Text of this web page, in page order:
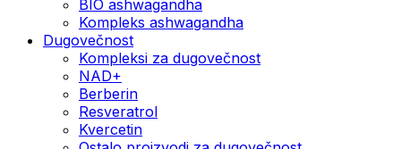
BIO ashwagandha
Kompleks ashwagandha
Dugovečnost
Kompleksi za dugovečnost
NAD+
Berberin
Resveratrol
Kvercetin